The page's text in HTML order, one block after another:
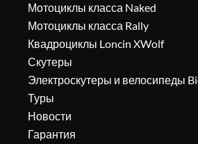
Мотоциклы класса Naked
Мотоциклы класса Rally
Квадроциклы Loncin XWolf
Скутеры
Электроскутеры и велосипеды
Туры
Новости
Гарантия